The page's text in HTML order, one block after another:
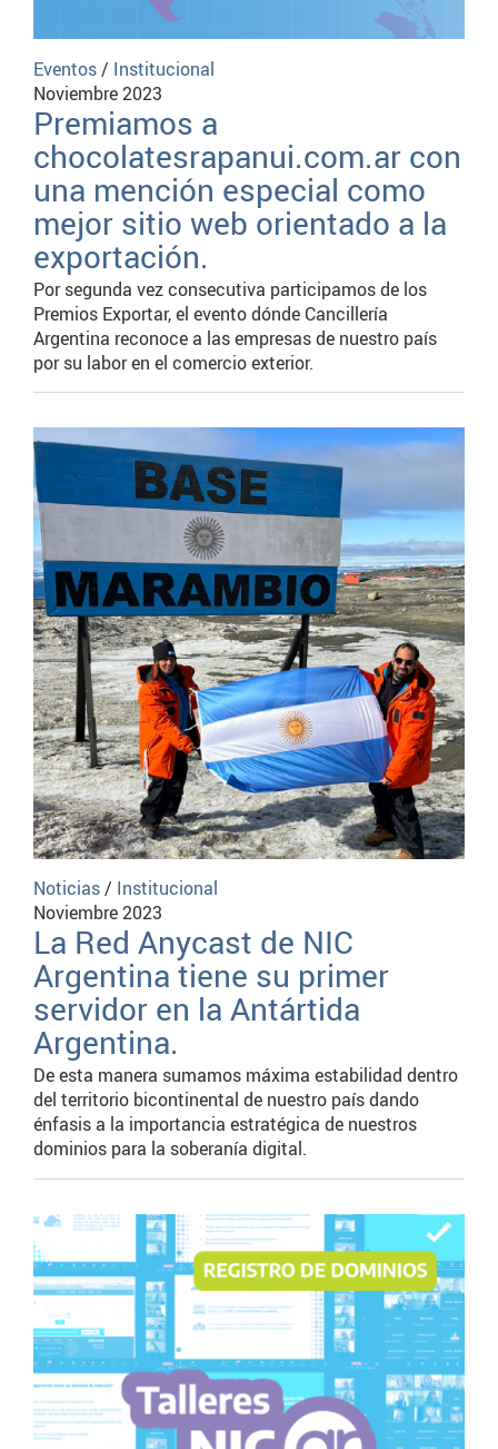
Eventos/ Institucional
Noviembre 2023
Premiamos a
chocolatesrapanui.com.ar con
una mención especial como
mejor sitio web orientado a la
exportación.
Por segunda vez consecutiva participamos de los
Premios Exportar, el evento dónde Cancillería
Argentina reconoce a las empresas de nuestro país
por su labor en el comercio exterior.
Noticias/ Institucional
Noviembre 2023
La Red Anycast de NIC
Argentina tiene su primer
servidor en la Antártida
Argentina.
De esta manera sumamos máxima estabilidad dentro
del territorio bicontinental de nuestro país dando
énfasis a la importancia estratégica de nuestros
dominios para la soberanía digital.